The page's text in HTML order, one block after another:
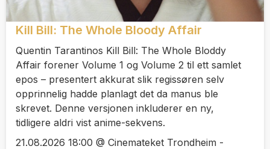
Kill Bill: The Whole Bloody Affair
Quentin Tarantinos Kill Bill: The Whole Bloddy
Affair forener Volume 1 og Volume 2 til ett samlet
epos – presentert akkurat slik regissøren selv
opprinnelig hadde planlagt det da manus ble
skrevet. Denne versjonen inkluderer en ny,
tidligere aldri vist anime-sekvens.
21.08.2026 18:00 @ Cinemateket Trondheim -